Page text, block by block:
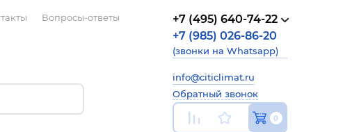
Вопросы-ответы
+7 (495) 640-74-22
+7 (985) 026-86-20
(звонки на Whatsapp)
info@citiclimat.ru
Обратный звонок
0